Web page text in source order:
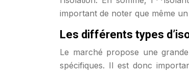
important de noter que même
Les différents types
Le marché propose une
spécifiques. Il est donc